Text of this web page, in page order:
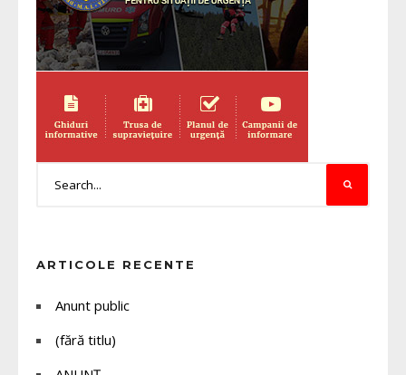
ARTICOLE RECENTE
Anunt public
(fără titlu)